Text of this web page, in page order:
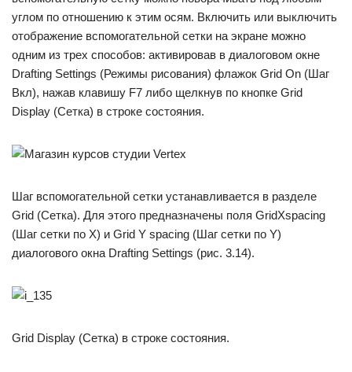
углом по отношению к этим осям. Включить или выключить
отображение вспомогательной сетки на экране можно
одним из трех способов: активировав в диалоговом окне
Drafting Settings (Режимы рисования) флажок Grid On (Шаг
Вкл), нажав клавишу F7 либо щелкнув по кнопке Grid
Display (Сетка) в строке состояния.
Шаг вспомогательной сетки устанавливается в разделе
Grid (Сетка). Для этого предназначены поля GridXspacing
(Шаг сетки по X) и Grid Y spacing (Шаг сетки по Y)
диалогового окна Drafting Settings (рис. 3.14).
Grid Display (Сетка) в строке состояния.